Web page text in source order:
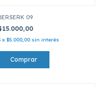
09
x $5.000,00 sin interés